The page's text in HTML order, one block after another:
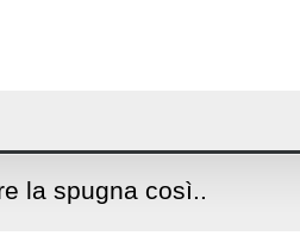
la spugna così..